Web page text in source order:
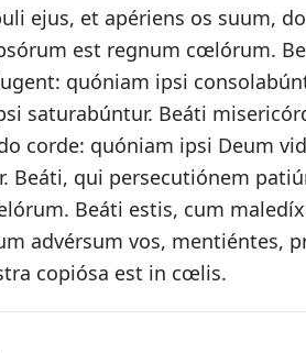
ejus, et apériens os suum,
est regnum cœlórum.
quóniam ipsi
saturabúntur. Beáti
corde: quóniam ipsi Deum
Beáti, qui persecutiónem
Beáti estis, cum
advérsum vos, mentiéntes,
copiósa est in cœlis.